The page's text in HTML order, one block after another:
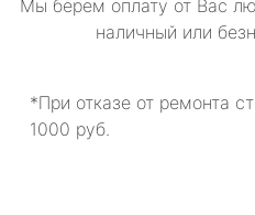
Мы берем оплату от Вас
наличный или
*При отказе от ремонта
1000 руб.